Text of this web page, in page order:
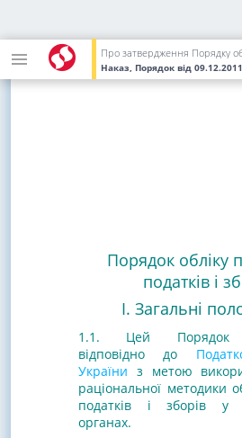
Наказ, Порядок від 09.12.2011
Порядок обліку
податків і
I. Загальні
1.1. Цей Порядок
відповідно до
України з метою
раціональної методики
податків і зборів у
органах.